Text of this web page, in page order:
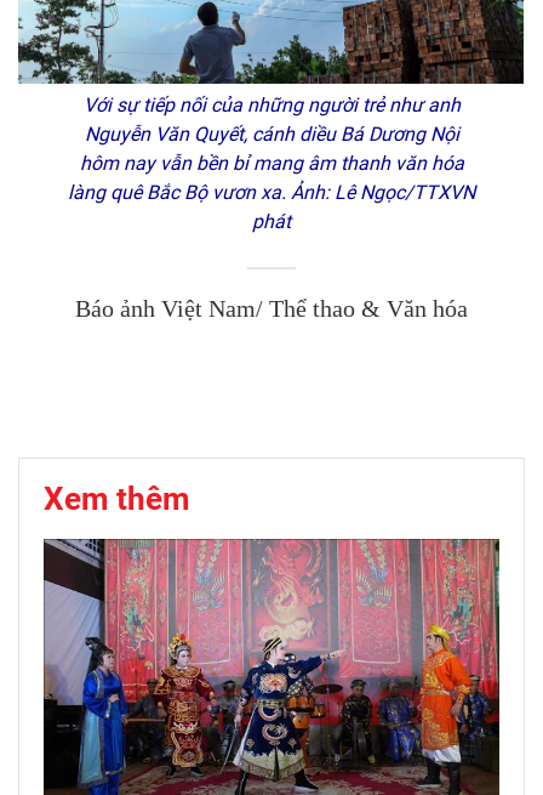
Với sự tiếp nối của những người trẻ như anh
Nguyễn Văn Quyết, cánh diều Bá Dương Nội
hôm nay vẫn bền bỉ mang âm thanh văn hóa
làng quê Bắc Bộ vươn xa. Ảnh: Lê Ngọc/TTXVN
phát
Báo ảnh Việt Nam/ Thể thao & Văn hóa
Xem thêm